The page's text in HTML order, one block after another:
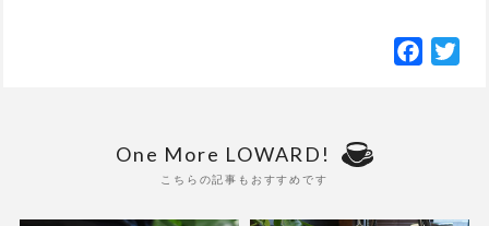
One More LOWARD!
こちらの記事もおすすめです